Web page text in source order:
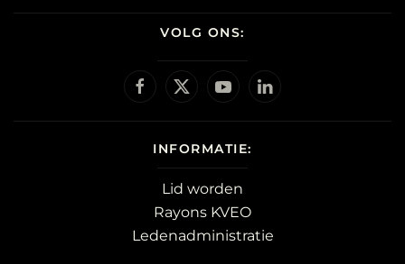
VOLG ONS:
INFORMATIE:
Lid worden
Rayons KVEO
Ledenadministratie